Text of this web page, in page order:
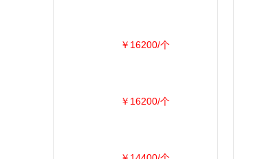
￥16200/个
￥16200/个